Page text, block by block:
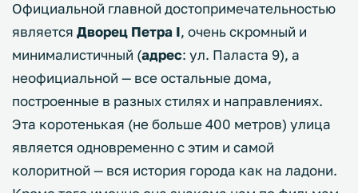
Официальной главной достопримечательностью
является Дворец Петра I, очень скромный и
минималистичный (адрес: ул. Паласта 9), а
неофициальной — все остальные дома,
построенные в разных стилях и направлениях.
Эта коротенькая (не больше 400 метров) улица
является одновременно с этим и самой
колоритной — вся история города как на ладони.